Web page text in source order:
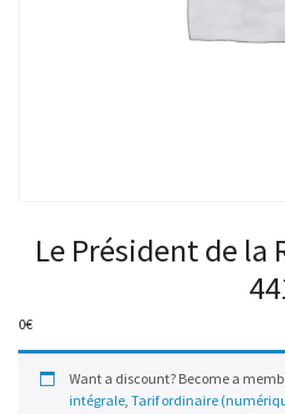
Le Président de la
0€
Want a discount? Become a
intégrale, Tarif ordinaire